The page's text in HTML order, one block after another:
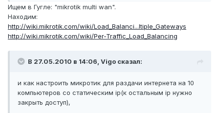
Ищем в Гугле: "mikrotik multi wan".
Находим:
http://wiki.mikrotik.com/wiki/Load_Balanci...ltiple_Gateways
http://wiki.mikrotik.com/wiki/Per-Traffic_Load_Balancing
В 27.05.2010 в 14:06, Vigo сказал:
и как настроить микротик для раздачи интернета на 10
компьютеров со статическим ip(к остальным ip нужно
закрыть доступ),